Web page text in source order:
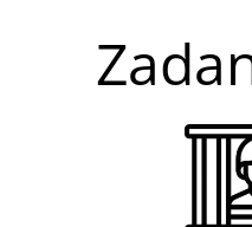
Obraz